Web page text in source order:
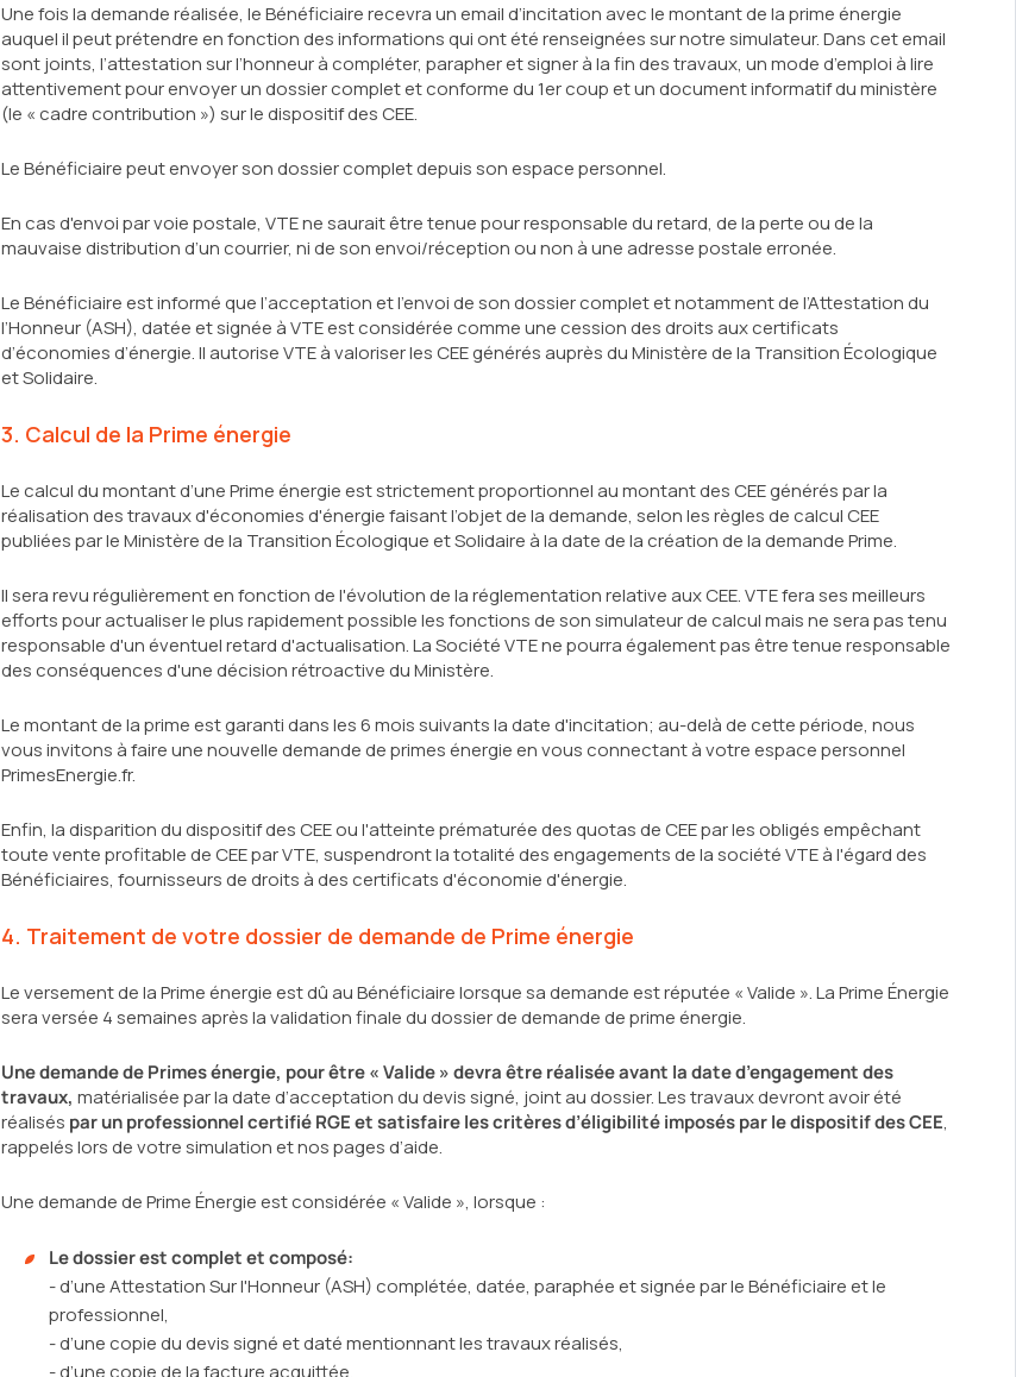
Une fois la demande réalisée, le Bénéficiaire recevra un email d’incitation avec le montant de la prime énergie
auquel il peut prétendre en fonction des informations qui ont été renseignées sur notre simulateur. Dans cet email
sont joints, l’attestation sur l’honneur à compléter, parapher et signer à la fin des travaux, un mode d’emploi à lire
attentivement pour envoyer un dossier complet et conforme du 1er coup et un document informatif du ministère
(le « cadre contribution ») sur le dispositif des CEE.
Le Bénéficiaire peut envoyer son dossier complet depuis son espace personnel.
En cas d'envoi par voie postale, VTE ne saurait être tenue pour responsable du retard, de la perte ou de la
mauvaise distribution d’un courrier, ni de son envoi/réception ou non à une adresse postale erronée.
Le Bénéficiaire est informé que l’acceptation et l’envoi de son dossier complet et notamment de l’Attestation du
l’Honneur (ASH), datée et signée à VTE est considérée comme une cession des droits aux certificats
d’économies d’énergie. Il autorise VTE à valoriser les CEE générés auprès du Ministère de la Transition Écologique
et Solidaire.
3. Calcul de la Prime énergie
Le calcul du montant d’une Prime énergie est strictement proportionnel au montant des CEE générés par la
réalisation des travaux d'économies d'énergie faisant l’objet de la demande, selon les règles de calcul CEE
publiées par le Ministère de la Transition Écologique et Solidaire à la date de la création de la demande Prime.
Il sera revu régulièrement en fonction de l'évolution de la réglementation relative aux CEE. VTE fera ses meilleurs
efforts pour actualiser le plus rapidement possible les fonctions de son simulateur de calcul mais ne sera pas tenu
responsable d'un éventuel retard d'actualisation. La Société VTE ne pourra également pas être tenue responsable
des conséquences d'une décision rétroactive du Ministère.
Le montant de la prime est garanti dans les 6 mois suivants la date d'incitation; au-delà de cette période, nous
vous invitons à faire une nouvelle demande de primes énergie en vous connectant à votre espace personnel
PrimesEnergie.fr.
Enfin, la disparition du dispositif des CEE ou l'atteinte prématurée des quotas de CEE par les obligés empêchant
toute vente profitable de CEE par VTE, suspendront la totalité des engagements de la société VTE à l'égard des
Bénéficiaires, fournisseurs de droits à des certificats d'économie d'énergie.
4. Traitement de votre dossier de demande de Prime énergie
Le versement de la Prime énergie est dû au Bénéficiaire lorsque sa demande est réputée « Valide ». La Prime Énergie
sera versée 4 semaines après la validation finale du dossier de demande de prime énergie.
Une demande de Primes énergie, pour être « Valide » devra être réalisée avant la date d’engagement des
travaux, matérialisée par la date d’acceptation du devis signé, joint au dossier. Les travaux devront avoir été
réalisés par un professionnel certifié RGE et satisfaire les critères d’éligibilité imposés par le dispositif des CEE,
rappelés lors de votre simulation et nos pages d’aide.
Une demande de Prime Énergie est considérée « Valide », lorsque :
Le dossier est complet et composé:
- d’une Attestation Sur l'Honneur (ASH) complétée, datée, paraphée et signée par le Bénéficiaire et le
professionnel,
- d’une copie du devis signé et daté mentionnant les travaux réalisés,
- d’une copie de la facture acquittée,